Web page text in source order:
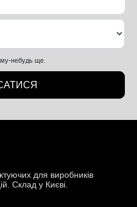
небудь ще.
для виробників
Склад у Києві.